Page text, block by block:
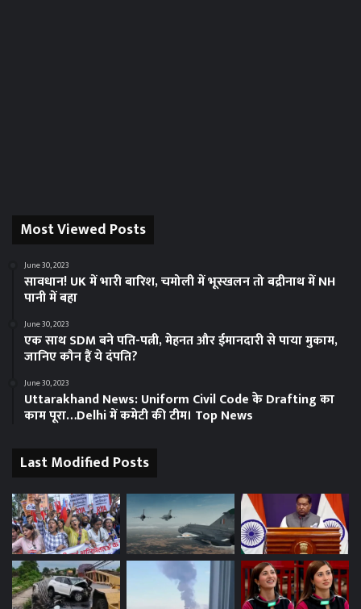
Most Viewed Posts
June 30, 2023
सावधान! UK में भारी बारिश, चमोली में भूस्‍खलन तो बद्रीनाथ में NH
पानी में बहा
June 30, 2023
एक साथ SDM बने पति-पत्नी, मेहनत और ईमानदारी से पाया मुकाम,
जानिए कौन हैं ये दंपति?
June 30, 2023
Uttarakhand News: Uniform Civil Code के Drafting का
काम पूरा…Delhi में कमेटी की टीम। Top News
Last Modified Posts